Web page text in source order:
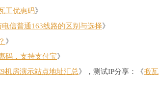
工优惠码》
信普通163线路的区别与选择》
》
码，支持支付宝》
机房演示站点地址汇总》，测试IP分享：《搬瓦